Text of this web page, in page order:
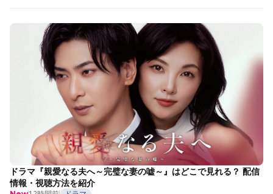
ドラマ『親愛なる夫へ～完璧な妻の嘘～』はどこで見れる？ 配信
情報・視聴方法を紹介